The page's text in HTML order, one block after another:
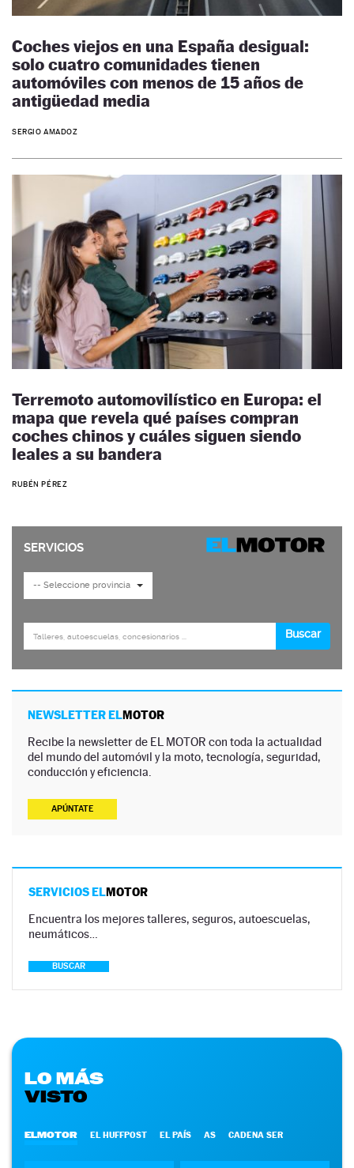
Coches viejos en una España desigual:
solo cuatro comunidades tienen
automóviles con menos de 15 años de
antigüedad media
SERGIO AMADOZ
Terremoto automovilístico en Europa: el
mapa que revela qué países compran
coches chinos y cuáles siguen siendo
leales a su bandera
RUBÉN PÉREZ
NEWSLETTER ELMOTOR
Recibe la newsletter de EL MOTOR con toda la actualidad
del mundo del automóvil y la moto, tecnología, seguridad,
conducción y eficiencia.
APÚNTATE
SERVICIOS ELMOTOR
Encuentra los mejores talleres, seguros, autoescuelas,
neumáticos…
BUSCAR
LO MÁS
VISTO
ELMOTOR EL HUFFPOST EL PAÍS AS CADENA SER